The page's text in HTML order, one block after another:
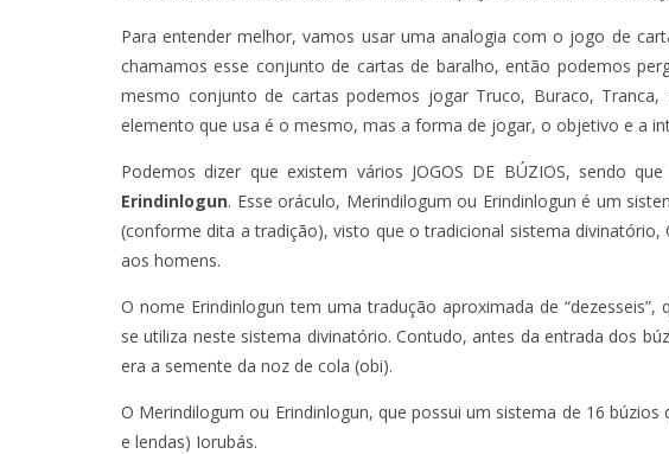
Para entender melhor, vamos usar uma analogia com o jogo de
chamamos esse conjunto de cartas de baralho, então podemos
mesmo conjunto de cartas podemos jogar Truco, Buraco,
elemento que usa é o mesmo, mas a forma de jogar, o objetivo e a
Podemos dizer que existem vários JOGOS DE BÚZIOS, sendo
Erindinlogun. Esse oráculo, Merindilogum ou Erindinlogun é um
(conforme dita a tradição), visto que o tradicional sistema
aos homens.
O nome Erindinlogun tem uma tradução aproximada de
se utiliza neste sistema divinatório. Contudo, antes da entrada dos
era a semente da noz de cola (obi).
O Merindilogum ou Erindinlogun, que possui um sistema de 16
e lendas) Iorubás.
TÁ PERDIDO? –